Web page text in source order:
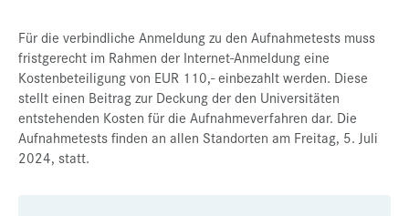
Für die verbindliche Anmeldung zu den Aufnahmetests muss
fristgerecht im Rahmen der Internet-Anmeldung eine
Kostenbeteiligung von EUR 110,- einbezahlt werden. Diese
stellt einen Beitrag zur Deckung der den Universitäten
entstehenden Kosten für die Aufnahmeverfahren dar. Die
Aufnahmetests finden an allen Standorten am Freitag, 5. Juli
2024, statt.